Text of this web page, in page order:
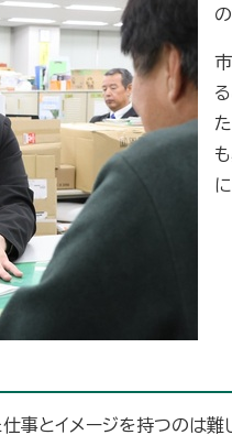
事とイメージを持つのは